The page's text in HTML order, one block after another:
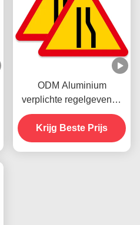
ODM Aluminium
verplichte regelgevende
wegborden voor
voertuigen die kunnen
worden afgedrukt
Krijg Beste Prijs